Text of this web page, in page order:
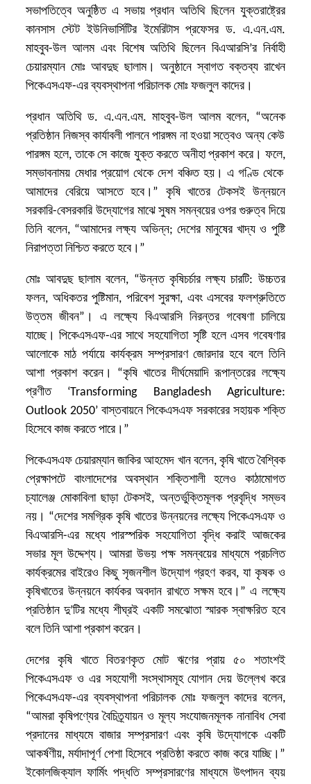
সভাপতিত্বে অনুষ্ঠিত এ সভায় প্রধান অতিথি ছিলেন যুক্তরাষ্ট্রের
কানসাস স্টেট ইউনিভার্সিটির ইমেরিটাস প্রফেসর ড. এ.এন.এম.
মাহবুব-উল আলম এবং বিশেষ অতিথি ছিলেন বিএআরসি’র নির্বাহী
চেয়ারম্যান মোঃ আবদুছ ছালাম। অনুষ্ঠানে স্বাগত বক্তব্য রাখেন
পিকেএসএফ-এর ব্যবস্থাপনা পরিচালক মোঃ ফজলুল কাদের।
প্রধান অতিথি ড. এ.এন.এম. মাহবুব-উল আলম বলেন, “অনেক
প্রতিষ্ঠান নিজস্বকার্যাবলী পালনে পারঙ্গম নাহওয়া সত্বেও অন্য কেউ
পারঙ্গম হলে,তাকে সে কাজে যুক্ত করতে অনীহা প্রকাশ করে। ফলে,
সম্ভাবনাময় মেধার প্রয়োগ থেকে দেশ বঞ্চিত হয়। এ গণ্ডি থেকে
আমাদের বেরিয়ে আসতে হবে।” কৃষি খাতের টেকসই উন্নয়নে
সরকারি-বেসরকারি উদ্যোগের মাঝে সুষম সমন্বয়ের ওপর গুরুত্ব দিয়ে
তিনি বলেন, “আমাদের লক্ষ্য অভিন্ন; দেশের মানুষের খাদ্য ও পুষ্টি
নিরাপত্তা নিশ্চিত করতে হবে।”
মোঃ আবদুছ ছালাম বলেন, “উন্নত কৃষিচর্চার লক্ষ্য চারটি: উচ্চতর
ফলন, অধিকতর পুষ্টিমান, পরিবেশ সুরক্ষা, এবং এসবের ফলশ্রুতিতে
উত্তম জীবন”। এ লক্ষ্যে বিএআরসি নিরন্তর গবেষণা চালিয়ে
যাচ্ছে। পিকেএসএফ-এর সাথে সহযোগিতা সৃষ্টি হলে এসব গবেষণার
আলোকে মাঠ পর্যায়ে কার্যক্রম সম্প্রসারণ জোরদার হবে বলে তিনি
আশা প্রকাশ করেন। “কৃষি খাতের দীর্ঘমেয়াদি রূপান্তরের লক্ষ্যে
প্রণীত ‘Transforming Bangladesh Agriculture:
Outlook 2050’বাস্তবায়নে পিকেএসএফ সরকারের সহায়ক শক্তি
হিসেবে কাজ করতে পারে।”
পিকেএসএফ চেয়ারম্যান জাকির আহমেদ খান বলেন, কৃষি খাতে বৈশ্বিক
প্রেক্ষাপটে বাংলাদেশের অবস্থান শক্তিশালী হলেও কাঠামোগত
চ্যালেঞ্জ মোকাবিলা ছাড়া টেকসই, অন্তর্ভুক্তিমূলক প্রবৃদ্ধি সম্ভব
নয়। “দেশের সমগ্রিক কৃষি খাতের উন্নয়নের লক্ষ্যে পিকেএসএফ ও
বিএআরসি-এর মধ্যে পারস্পরিক সহযোগিতা বৃদ্ধি করাই আজকের
সভার মূল উদ্দেশ্য। আমরা উভয় পক্ষ সমন্বয়ের মাধ্যমে প্রচলিত
কার্যক্রমের বাইরেও কিছু সৃজনশীল উদ্যোগ গ্রহণ করব, যা কৃষক ও
কৃষিখাতের উন্নয়নে কার্যকর অবদান রাখতে সক্ষম হবে।” এ লক্ষ্যে
প্রতিষ্ঠান দু’টির মধ্যে শীঘ্রই একটি সমঝোতা স্মারক স্বাক্ষরিত হবে
বলে তিনি আশা প্রকাশ করেন।
দেশের কৃষি খাতে বিতরণকৃত মোট ঋণের প্রায় ৫০ শতাংশই
পিকেএসএফ ও এর সহযোগী সংস্থাসমূহ যোগান দেয় উল্লেখ করে
পিকেএসএফ-এর ব্যবস্থাপনা পরিচালক মোঃ ফজলুল কাদের বলেন,
“আমরা কৃষিপণ্যের বৈচিত্র্যায়ন ও মূল্য সংযোজনমূলক নানাবিধ সেবা
প্রদানের মাধ্যমে বাজার সম্প্রসারণ এবং কৃষি উদ্যোগকে একটি
আকর্ষণীয়, মর্যাদাপূর্ণ পেশা হিসেবে প্রতিষ্ঠা করতে কাজ করে যাচ্ছি।”
ইকোলজিক্যাল ফার্মিংপদ্ধতি সম্প্রসারণের মাধ্যমে উৎপাদন ব্যয়